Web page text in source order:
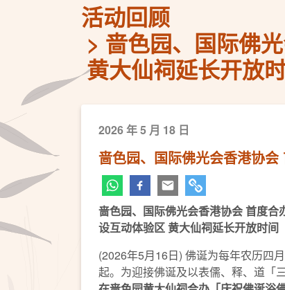
活动回顾
啬色园、国际佛
黄大仙祠延长开放
2026 年 5 月 18 日
啬色园、国际佛光会香港协
啬色园、国际佛光会香港协会 首度合
设互动体验区 黄大仙祠延长开放时间
(2026年5月16日) 佛诞为每年农历四
起。为迎接佛诞及以表儒、释、道「